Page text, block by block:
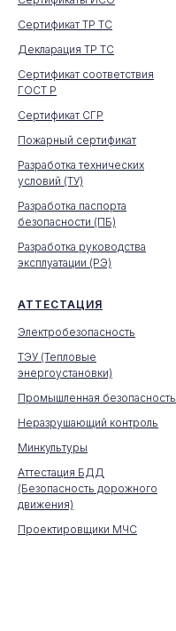
Сертификат ТР ТС
Декларация ТР ТС
Сертификат соответствия
ГОСТ Р
Сертификат СГР
Пожарный сертификат
Разработка технических
условий (ТУ)
Разработка паспорта
безопасности (ПБ)
Разработка руководства
эксплуатации (РЭ)
АТТЕСТАЦИЯ
Электробезопасность
ТЭУ (Тепловые
энергоустановки)
Промышленная безопасность
Неразрушающий контроль
Минкультуры
Аттестация БДД
(Безопасность дорожного
движения)
Проектировщики МЧС